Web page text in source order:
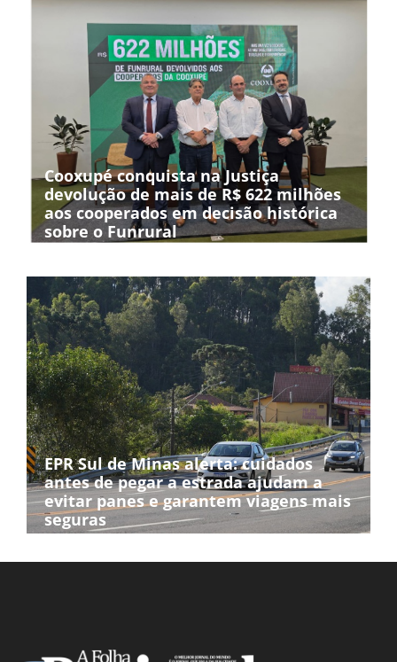
Cooxupé conquista na Justiça
devolução de mais de R$ 622 milhões
aos cooperados em decisão histórica
sobre o Funrural
EPR Sul de Minas alerta: cuidados
antes de pegar a estrada ajudam a
evitar panes e garantem viagens mais
seguras